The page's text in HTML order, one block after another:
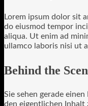
Lorem ipsum dolor sit
do eiusmod tempor
aliqua. Ut enim ad
ullamco laboris nisi ut
Behind the
Sie sehen gerade
den eigentlichen Inhalt